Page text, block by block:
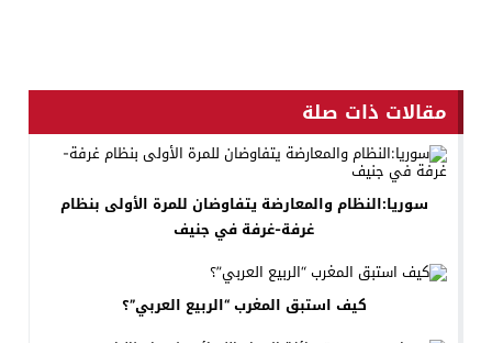
مقالات ذات صلة
سوريا:النظام والمعارضة يتفاوضان للمرة الأولى بنظام
غرفة-غرفة في جنيف
كيف استبق المغرب “الربيع العربي”؟